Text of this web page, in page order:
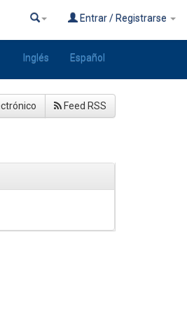
Entrar / Registrarse
Inglés Español
Feed RSS